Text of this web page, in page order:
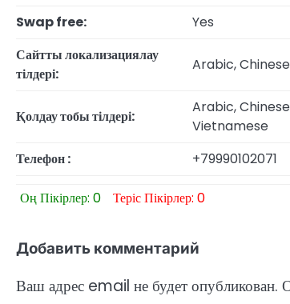
Swap free:
Yes
Сайтты локализациялау
тілдері:
Arabic,
Қолдау тобы тілдері:
Arabic,
Vietnamese
Телефон :
+79990102071
Оң Пікірлер: 0 Теріс Пікірлер: 0
Добавить комментарий
Ваш адрес email не будет опубликован.